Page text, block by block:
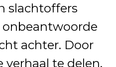
slachtoffers
achter. Door
verhaal te delen,